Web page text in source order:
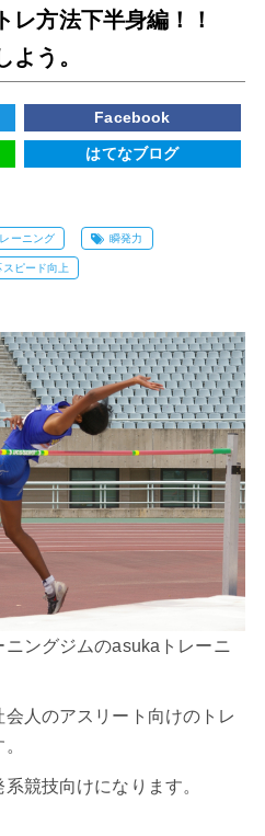
レ方法下半身編！！
よう。
Facebook
はてなブログ
ーニング 瞬発力
スピード向上
ングジムのasukaトレーニ
人のアスリート向けのトレ
競技向けになります。